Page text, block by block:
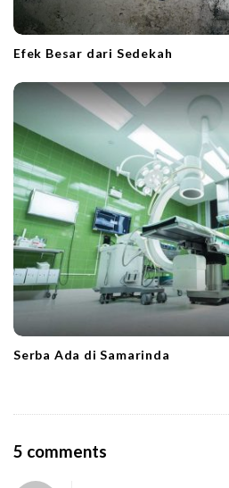
Efek Besar dari Sedekah
Serba Ada di Samarinda
5 comments